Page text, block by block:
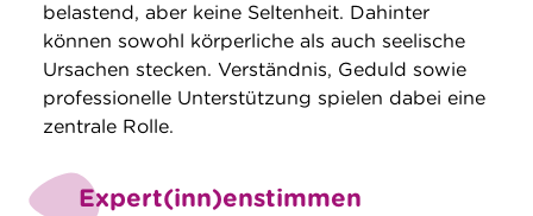
belastend, aber keine Seltenheit. Dahinter
können sowohl körperliche als auch seelische
Ursachen stecken. Verständnis, Geduld sowie
professionelle Unterstützung spielen dabei eine
zentrale Rolle.
Expert(inn)enstimmen